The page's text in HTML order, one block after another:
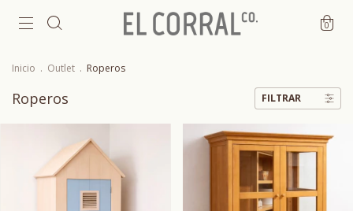
0
Inicio . Outlet . Roperos
Roperos FILTRAR